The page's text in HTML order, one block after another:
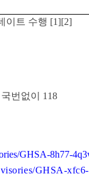
이트 수행 [1][2]
국번없이 118
GHSA-8h77-
GHSA-